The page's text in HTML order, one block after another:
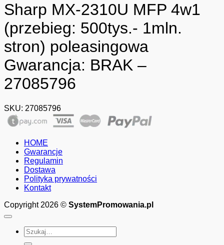
Sharp MX-2310U MFP 4w1
(przebieg: 500tys.- 1mln.
stron) poleasingowa
Gwarancja: BRAK –
27085796
SKU: 27085796
HOME
Gwarancje
Regulamin
Dostawa
Polityka prywatności
Kontakt
Copyright 2026 © SystemPromowania.pl
Szukaj: